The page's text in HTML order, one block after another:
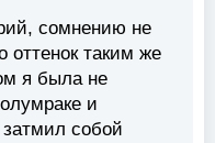
сомнению не
оттенок таким же
я была не
и
собой